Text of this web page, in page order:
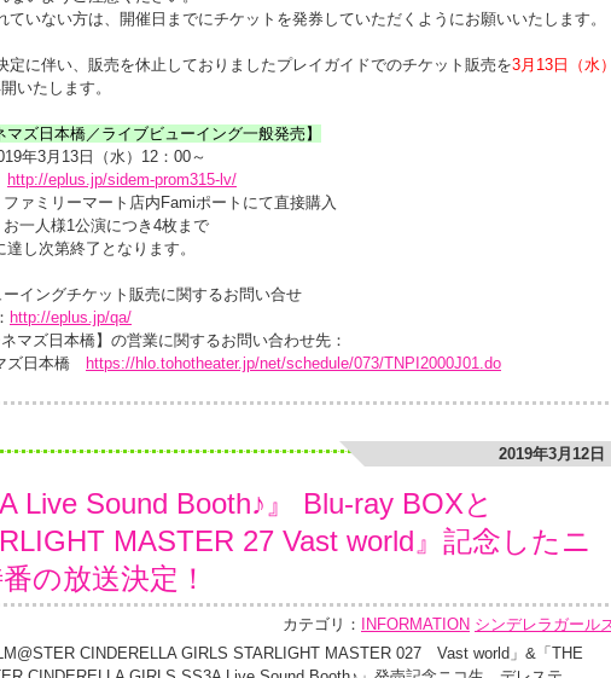
ていない方は、開催日までにチケットを発券していただくようにお願いいたします。
定に伴い、販売を休止しておりましたプレイガイドでのチケット販売を3月13日（水）
いたします。
マズ日本橋／ライブビューイング一般発売】
年3月13日（水）12：00～
http://eplus.jp/sidem-prom315-lv/
ァミリーマート店内Famiポートにて直接購入
一人様1公演につき4枚まで
し次第終了となります。
イングチケット販売に関するお問い合せ
http://eplus.jp/qa/
マズ日本橋】の営業に関するお問い合わせ先：
ズ日本橋
https://hlo.tohotheater.jp/net/schedule/073/TNPI2000J01.do
2019年3月12日
Live Sound Booth♪』 Blu-ray BOXと
MASTER 27 Vast world』記念したニ
の放送決定！
カテゴリ： INFORMATION シンデレラガール
CINDERELLA GIRLS STARLIGHT MASTER 027 Vast world」&「THE